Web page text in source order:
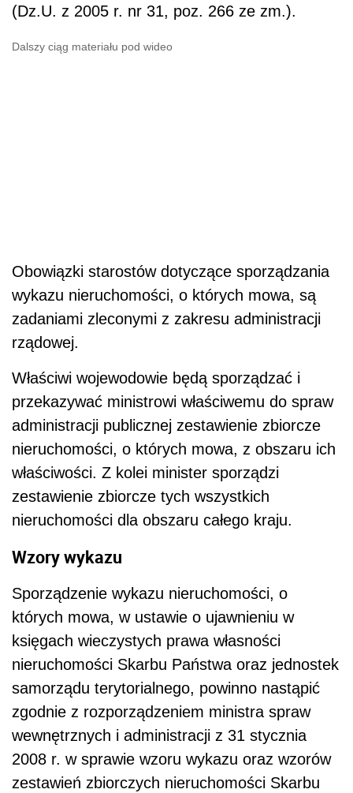
(Dz.U. z 2005 r. nr 31, poz. 266 ze zm.).
Dalszy ciąg materiału pod wideo
Obowiązki starostów dotyczące sporządzania
wykazu nieruchomości, o których mowa, są
zadaniami zleconymi z zakresu administracji
rządowej.
Właściwi wojewodowie będą sporządzać i
przekazywać ministrowi właściwemu do spraw
administracji publicznej zestawienie zbiorcze
nieruchomości, o których mowa, z obszaru ich
właściwości. Z kolei minister sporządzi
zestawienie zbiorcze tych wszystkich
nieruchomości dla obszaru całego kraju.
Wzory wykazu
Sporządzenie wykazu nieruchomości, o
których mowa, w ustawie o ujawnieniu w
księgach wieczystych prawa własności
nieruchomości Skarbu Państwa oraz jednostek
samorządu terytorialnego, powinno nastąpić
zgodnie z rozporządzeniem ministra spraw
wewnętrznych i administracji z 31 stycznia
2008 r. w sprawie wzoru wykazu oraz wzorów
zestawień zbiorczych nieruchomości Skarbu